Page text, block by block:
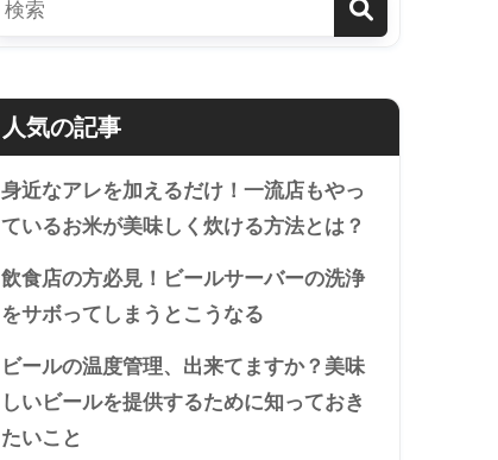
人気の記事
身近なアレを加えるだけ！一流店もやっ
ているお米が美味しく炊ける方法とは？
飲食店の方必見！ビールサーバーの洗浄
をサボってしまうとこうなる
ビールの温度管理、出来てますか？美味
しいビールを提供するために知っておき
たいこと